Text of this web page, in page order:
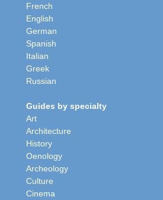
French
English
German
Spanish
Italian
Greek
Russian
Guides by specialty
Art
Architecture
History
Oenology
Archeology
Culture
Cinema